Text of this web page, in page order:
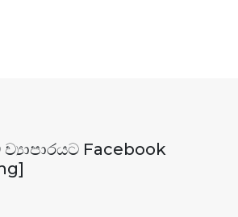
Facebook